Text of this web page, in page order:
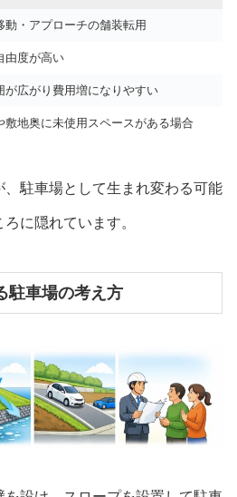
動・アプローチの舗装転用
由度が高い
が広がり費用増になりやすい
敷地奥に未使用スペースがある場合
駐車場として生まれ変わる可能
に隠れています。
駐車場の考え方